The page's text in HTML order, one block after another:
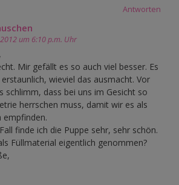
Antworten
um 6:10 p.m. Uhr
Mir gefällt es so auch viel besser. Es
wieviel das ausmacht. Vor
schlimm, dass bei uns im Gesicht so
herrschen muss, damit wir es als
empfinden.
finde ich die Puppe sehr, sehr schön.
Füllmaterial eigentlich genommen?